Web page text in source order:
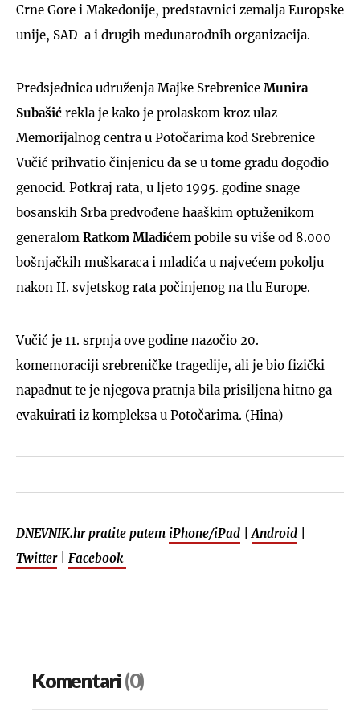
Crne Gore i Makedonije, predstavnici zemalja Europske
unije, SAD-a i drugih međunarodnih organizacija.
Predsjednica udruženja Majke Srebrenice Munira
Subašić rekla je kako je prolaskom kroz ulaz
Memorijalnog centra u Potočarima kod Srebrenice
Vučić prihvatio činjenicu da se u tome gradu dogodio
genocid. Potkraj rata, u ljeto 1995. godine snage
bosanskih Srba predvođene haaškim optuženikom
generalom Ratkom Mladićem pobile su više od 8.000
bošnjačkih muškaraca i mladića u najvećem pokolju
nakon II. svjetskog rata počinjenog na tlu Europe.
Vučić je 11. srpnja ove godine nazočio 20.
komemoraciji srebreničke tragedije, ali je bio fizički
napadnut te je njegova pratnja bila prisiljena hitno ga
evakuirati iz kompleksa u Potočarima. (Hina)
DNEVNIK.hr pratite putem iPhone/iPad Android
Twitter| Facebook
Komentari(0)